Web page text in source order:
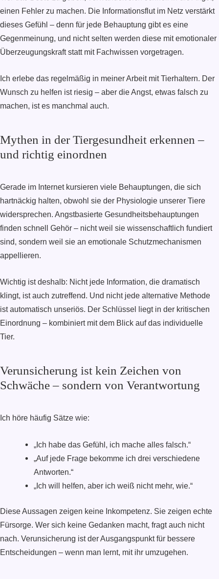
einen Fehler zu machen. Die Informationsflut im Netz verstärkt
dieses Gefühl – denn für jede Behauptung gibt es eine
Gegenmeinung, und nicht selten werden diese mit emotionaler
Überzeugungskraft statt mit Fachwissen vorgetragen.
Ich erlebe das regelmäßig in meiner Arbeit mit Tierhaltern. Der
Wunsch zu helfen ist riesig – aber die Angst, etwas falsch zu
machen, ist es manchmal auch.
Mythen in der Tiergesundheit erkennen –
und richtig einordnen
Gerade im Internet kursieren viele Behauptungen, die sich
hartnäckig halten, obwohl sie der Physiologie unserer Tiere
widersprechen. Angstbasierte Gesundheitsbehauptungen
finden schnell Gehör – nicht weil sie wissenschaftlich fundiert
sind, sondern weil sie an emotionale Schutzmechanismen
appellieren.
Wichtig ist deshalb: Nicht jede Information, die dramatisch
klingt, ist auch zutreffend. Und nicht jede alternative Methode
ist automatisch unseriös. Der Schlüssel liegt in der kritischen
Einordnung – kombiniert mit dem Blick auf das individuelle
Tier.
Verunsicherung ist kein Zeichen von
Schwäche – sondern von Verantwortung
Ich höre häufig Sätze wie:
„Ich habe das Gefühl, ich mache alles falsch.“
„Auf jede Frage bekomme ich drei verschiedene
Antworten.“
„Ich will helfen, aber ich weiß nicht mehr, wie.“
Diese Aussagen zeigen keine Inkompetenz. Sie zeigen echte
Fürsorge. Wer sich keine Gedanken macht, fragt auch nicht
nach. Verunsicherung ist der Ausgangspunkt für bessere
Entscheidungen – wenn man lernt, mit ihr umzugehen.